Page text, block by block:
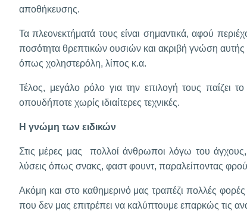
αποθήκευσης.
Τα πλεονεκτήματά τους είναι σημαντικά, αφού
ποσότητα θρεπτικών ουσιών και ακριβή γνώση αυτής
όπως χοληστερόλη, λίπος κ.α.
Τέλος, μεγάλο ρόλο για την επιλογή τους παίζει
οπουδήποτε χωρίς ιδιαίτερες τεχνικές.
Η γνώμη των ειδικών
Στις μέρες μας πολλοί άνθρωποι λόγω του
λύσεις όπως σνακς, φαστ φουντ, παραλείποντας
Ακόμη και στο καθημερινό μας τραπέζι πολλές
που δεν μας επιτρέπει να καλύπτουμε επαρκώς τις